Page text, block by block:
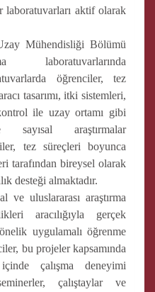
laboratuvarları aktif olarak
Mühendisliği Bölümü
laboratuvarlarında
öğrenciler, tez
tasarımı, itki sistemleri,
ile uzay ortamı gibi
araştırmalar
tez süreçleri boyunca
tarafından bireysel olarak
desteği almaktadır.
ve uluslararası araştırma
aracılığıyla gerçek
uygulamalı öğrenme
bu projeler kapsamında
çalışma deneyimi
çalıştaylar ve